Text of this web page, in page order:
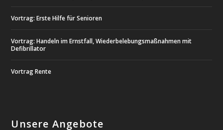
Vortrag: Erste Hilfe für Senioren
Vortrag: Handeln im Ernstfall, Wiederbelebungsmaßnahmen mit
Defibrillator
Vortrag Rente
Unsere Angebote